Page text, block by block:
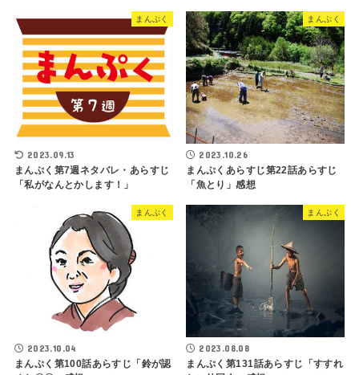
まんぷく
2023.09.13
まんぷく第7週ネタバレ・あらすじ
「私がなんとかします！」
まんぷく
2023.10.26
まんぷくあらすじ第22話あらすじ
「魚とり」感想
まんぷく
2023.10.04
まんぷく第100話あらすじ「鈴が認
まんぷく
2023.08.08
まんぷく第131話あらすじ「すすれ